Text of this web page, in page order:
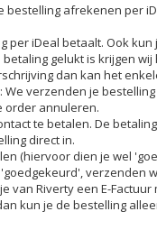
bestelling afrekenen per
iDeal betaalt. Ook
gelukt is krijgen
dan kan het
verzenden je
order annuleren.
te betalen. De
direct in.
(hiervoor dien je wel
verzenden
Riverty een E-
kun je de bestelling